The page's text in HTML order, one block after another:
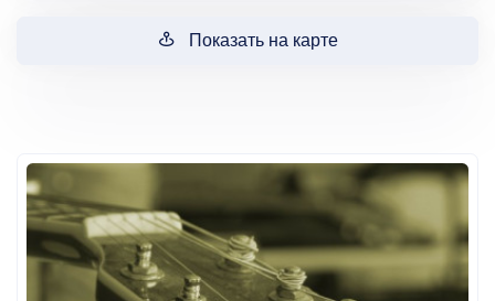
Показать на карте